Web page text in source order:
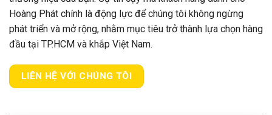
Hoàng Phát chính là động lực để chúng tôi không ngừng
phát triển và mở rộng, nhằm mục tiêu trở thành lựa chọn hàng
đầu tại TP.HCM và khắp Việt Nam.
LIÊN HỆ VỚI CHÚNG TÔI